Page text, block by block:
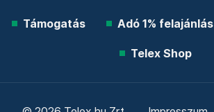
Támogatás Adó 1% felajánlás
Telex Shop